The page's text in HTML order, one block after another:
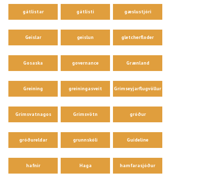
gátlistar gátlisti gæslustjóri
Geislar geislun gletcherfloder
Gosaska governance Grænland
Greining greiningasveit Grímseyjarflugvöllur
Grímsvatnagos Grímsvötn gróður
gróðureldar grunnskóli Guideline
hafnir Haga hamfarasjóður